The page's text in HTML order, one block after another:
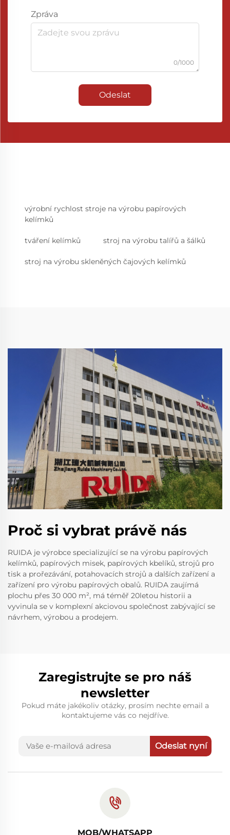
Zpráva
0/1000
Odeslat
výrobní rychlost stroje na výrobu papírových
kelímků
tváření kelímků stroj na výrobu talířů a šálků
stroj na výrobu skleněných čajových kelímků
Proč si vybrat právě nás
RUIDA je výrobce specializující se na výrobu papírových
kelímků, papírových misek, papírových kbelíků, strojů pro
tisk a prořezávání, potahovacích strojů a dalších zařízení a
zařízení pro výrobu papírových obalů. RUIDA zaujímá
plochu přes 30 000 m², má téměř 20letou historii a
vyvinula se v komplexní akciovou společnost zabývající se
návrhem, výrobou a prodejem.
Zaregistrujte se pro náš
newsletter
Pokud máte jakékoliv otázky, prosím nechte email a
kontaktujeme vás co nejdříve.
Odeslat nyní
MOB/WHATSAPP